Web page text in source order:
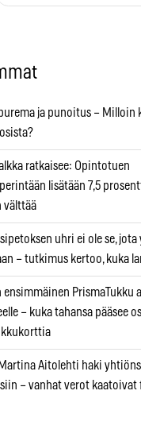
ja punoitus – Milloin
ratkaisee: Opintotuen
lisätään 7,5
välttää
uhri ei ole se, jota
– tutkimus kertoo, kuka
ensimmäinen PrismaTukku
– kuka tahansa pääsee
Aitolehti haki
– vanhat verot kaatoivat